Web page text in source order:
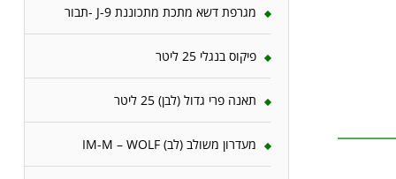
מגרפת דשא מתכת מתכוננת J-9 -תבור
פיקוס בנגלי 25 ליטר
תאנה פרי גדול (לבן) 25 ליטר
מעדרון משולב (לב) IM-M – WOLF